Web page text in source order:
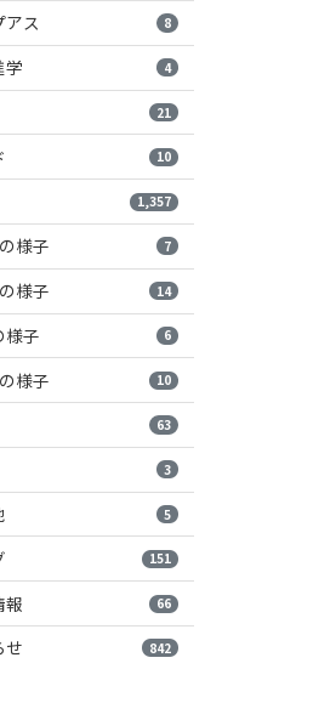
アス 8
学 4
21
10
1,357
様子 7
様子 14
様子 6
様子 10
63
3
5
151
報 66
せ 842